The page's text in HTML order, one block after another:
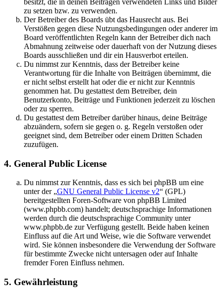
besitzt, die in deinen Beiträgen verwendeten Links und Bilder
zu setzen bzw. zu verwenden.
Der Betreiber des Boards übt das Hausrecht aus. Bei
Verstößen gegen diese Nutzungsbedingungen oder anderer im
Board veröffentlichten Regeln kann der Betreiber dich nach
Abmahnung zeitweise oder dauerhaft von der Nutzung dieses
Boards ausschließen und dir ein Hausverbot erteilen.
Du nimmst zur Kenntnis, dass der Betreiber keine
Verantwortung für die Inhalte von Beiträgen übernimmt, die
er nicht selbst erstellt hat oder die er nicht zur Kenntnis
genommen hat. Du gestattest dem Betreiber, dein
Benutzerkonto, Beiträge und Funktionen jederzeit zu löschen
oder zu sperren.
Du gestattest dem Betreiber darüber hinaus, deine Beiträge
abzuändern, sofern sie gegen o. g. Regeln verstoßen oder
geeignet sind, dem Betreiber oder einem Dritten Schaden
zuzufügen.
4. General Public License
Du nimmst zur Kenntnis, dass es sich bei phpBB um eine
unter der „GNU General Public License v2“ (GPL)
bereitgestellten Foren-Software von phpBB Limited
(www.phpbb.com) handelt; deutschsprachige Informationen
werden durch die deutschsprachige Community unter
www.phpbb.de zur Verfügung gestellt. Beide haben keinen
Einfluss auf die Art und Weise, wie die Software verwendet
wird. Sie können insbesondere die Verwendung der Software
für bestimmte Zwecke nicht untersagen oder auf Inhalte
fremder Foren Einfluss nehmen.
5. Gewährleistung